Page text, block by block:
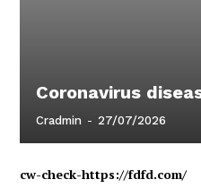
Coronavirus
Cradmin - 27/07/2026
cw-check-https://fdfd.com/